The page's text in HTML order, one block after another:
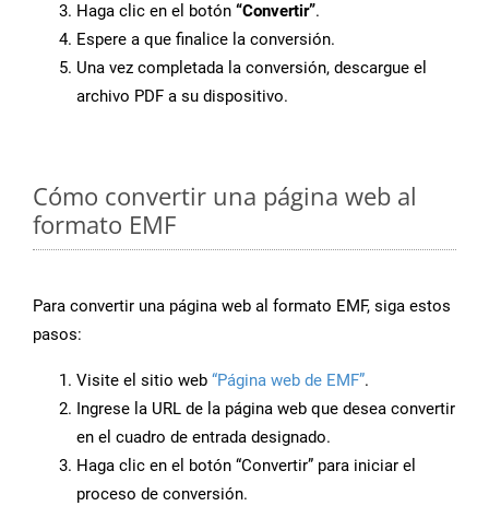
Haga clic en el botón “Convertir”.
Espere a que finalice la conversión.
Una vez completada la conversión, descargue el
archivo PDF a su dispositivo.
Cómo convertir una página web al
formato EMF
Para convertir una página web al formato EMF, siga estos
pasos:
Visite el sitio web “Página web de EMF”.
Ingrese la URL de la página web que desea convertir
en el cuadro de entrada designado.
Haga clic en el botón “Convertir” para iniciar el
proceso de conversión.